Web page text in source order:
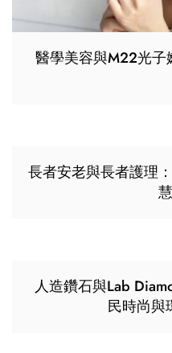
醫學美容與M22光子
長者安老與長者護理
人造鑽石與Lab
民時尚與